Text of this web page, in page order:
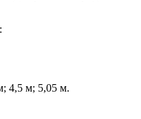
4,5 м; 5,05 м.